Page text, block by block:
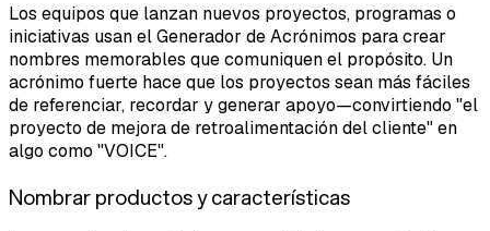
Los equipos que lanzan nuevos proyectos, programas o
iniciativas usan el Generador de Acrónimos para crear
nombres memorables que comuniquen el propósito. Un
acrónimo fuerte hace que los proyectos sean más fáciles
de referenciar, recordar y generar apoyo—convirtiendo "el
proyecto de mejora de retroalimentación del cliente" en
algo como "VOICE".
Nombrar productos y características